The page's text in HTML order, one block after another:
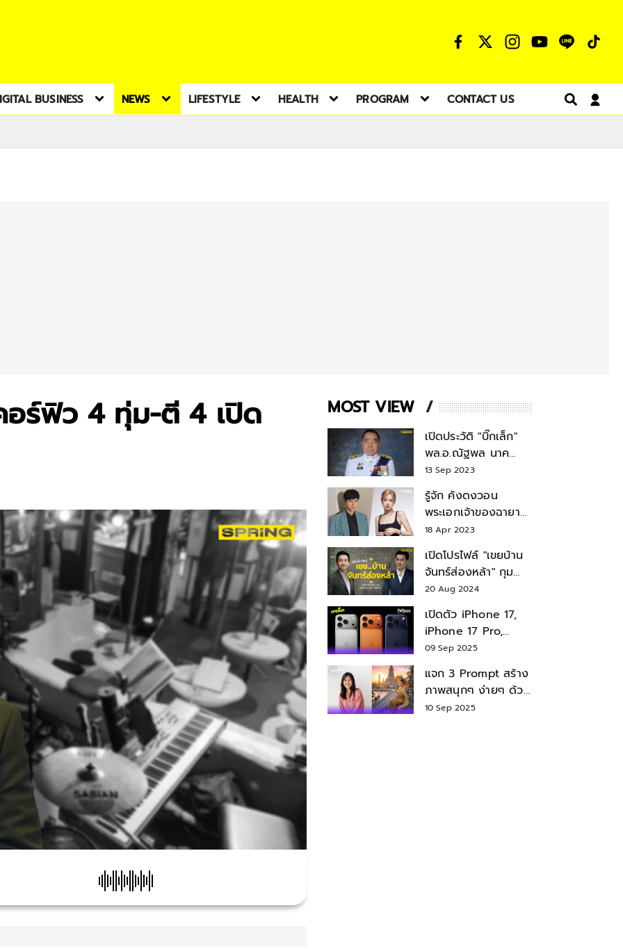
BUSINESS NEWS LIFESTYLE HEALTH PROGRAM CONTACT US
ร์ฟิว 4 ทุ่ม-ตี 4 เปิด MOST VIEW
เปิดประวัติ "บิ๊กเล็ก"
พล.อ.ณัฐพล นาค
พาณิชย์ จากเลขาฯ
สมช.-เลขาฯ
รมว.กลาโหม
13 Sep 2023
รู้จัก คังดงวอน
พระเอกเจ้าของฉายา
สมบัติแห่งชาติ หลังมี
18 Apr 2023
เปิดโปรไฟล์ "เขยบ้าน
จันทร์ส่องหล้า" กุม
บังเหียนธุรกิจตระกูล
"ชินวัตร"
20 Aug 2024
เปิดตัว iPhone 17,
iPhone 17 Pro,
iPhone 17 Air สเปค
09 Sep 2025
แจก 3 Prompt สร้าง
ภาพสนุกๆ ง่ายๆ ด้วย
Nano Banana ใน
10 Sep 2025